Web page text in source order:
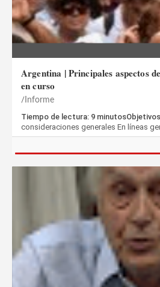
Argentina | Principales aspectos
en curso
Informe
Tiempo de lectura: 9
consideraciones generales En líneas